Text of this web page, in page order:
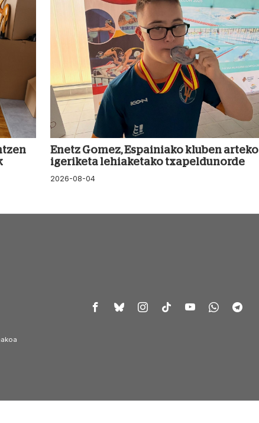
Enetz Gomez, Espainiako kluben arteko
igeriketa lehiaketako txapeldunorde
2026-08-04